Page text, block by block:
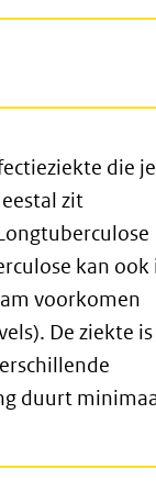
die je
zit
kan ook
voorkomen
De ziekte is
duurt